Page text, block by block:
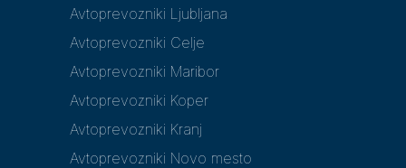
Avtoprevozniki Ljubljana
Avtoprevozniki Celje
Avtoprevozniki Maribor
Avtoprevozniki Koper
Avtoprevozniki Kranj
Avtoprevozniki Novo mesto